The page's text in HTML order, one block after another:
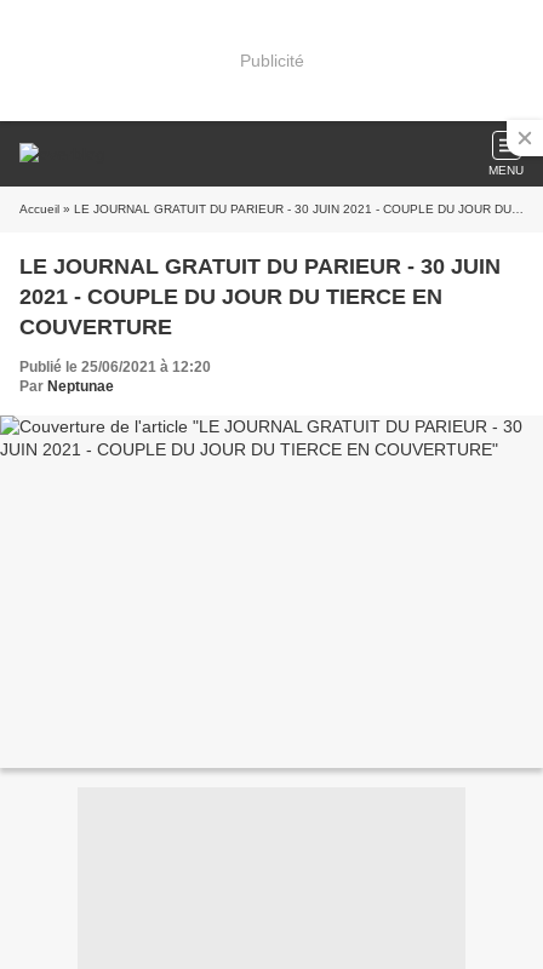
Publicité
MENU
Accueil » LE JOURNAL GRATUIT DU PARIEUR - 30 JUIN 2021 - COUPLE DU JOUR DU TIERCE EN COUVERTURE
LE JOURNAL GRATUIT DU PARIEUR - 30 JUIN
2021 - COUPLE DU JOUR DU TIERCE EN
COUVERTURE
Publié le 25/06/2021 à 12:20
Par Neptunae